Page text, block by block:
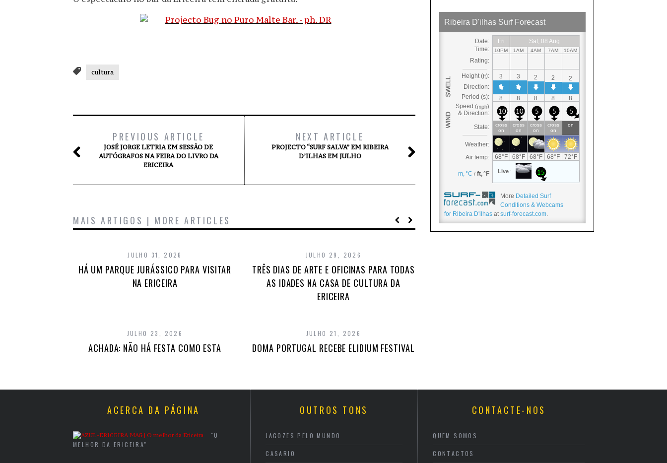
cultura
PREVIOUS ARTICLE
JOSÉ JORGE LETRIA EM SESSÃO DE
AUTÓGRAFOS NA FEIRA DO LIVRO DA
ERICEIRA
NEXT ARTICLE
PROJECTO “SURF SALVA” EM RIBEIRA
D’ILHAS EM JULHO
MAIS ARTIGOS | MORE ARTICLES
JULHO 31, 2026
HÁ UM PARQUE JURÁSSICO PARA VISITAR
NA ERICEIRA
JULHO 29, 2026
TRÊS DIAS DE ARTE E OFICINAS PARA TODAS
AS IDADES NA CASA DE CULTURA DA
ERICEIRA
JULHO 23, 2026
ACHADA: NÃO HÁ FESTA COMO ESTA
JULHO 21, 2026
DOMA PORTUGAL RECEBE ELIDIUM FESTIVAL
More Detailed Surf
Conditions & Webcams
for Ribeira D'ilhas at surf-forecast.com.
ACERCA DA PÁGINA
"O
MELHOR DA ERICEIRA"
OUTROS TONS
JAGOZES PELO MUNDO
CASARIO
CONTACTE-NOS
QUEM SOMOS
CONTACTOS